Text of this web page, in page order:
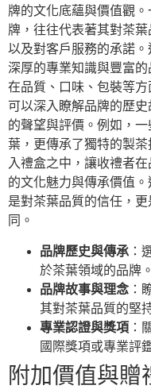
牌的文化底蘊與價值觀
牌，往往代表著其對茶
以及對客戶服務的承諾
深厚的專業知識與豐富
在品質、口味、包裝等
可以深入瞭解品牌的歷
的聲望與評價。例如，
葉，更傳承了獨特的製
入禮盒之中，讓收禮者
的文化魅力與傳承價值
是對茶葉品質的信任，
同。
品牌歷史與傳承 ：
於茶葉領域的品牌。
品牌故事與理念 ：
其對茶葉品質的堅
專業認證與獎項 ：
國際獎項或專業評
附加價值與贈